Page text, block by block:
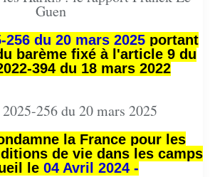
Guen
256 du 20 mars 2025portant
barème fixé à l'article 9 du
394 du 18 mars 2022
256 du 20 mars 2025
la France pour les
de vie dans les camps
le 04 Avril 2024 -